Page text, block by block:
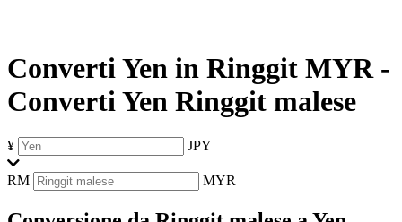
Converti Yen in Ringgit MYR -
Converti Yen Ringgit malese
¥ JPY
RM MYR